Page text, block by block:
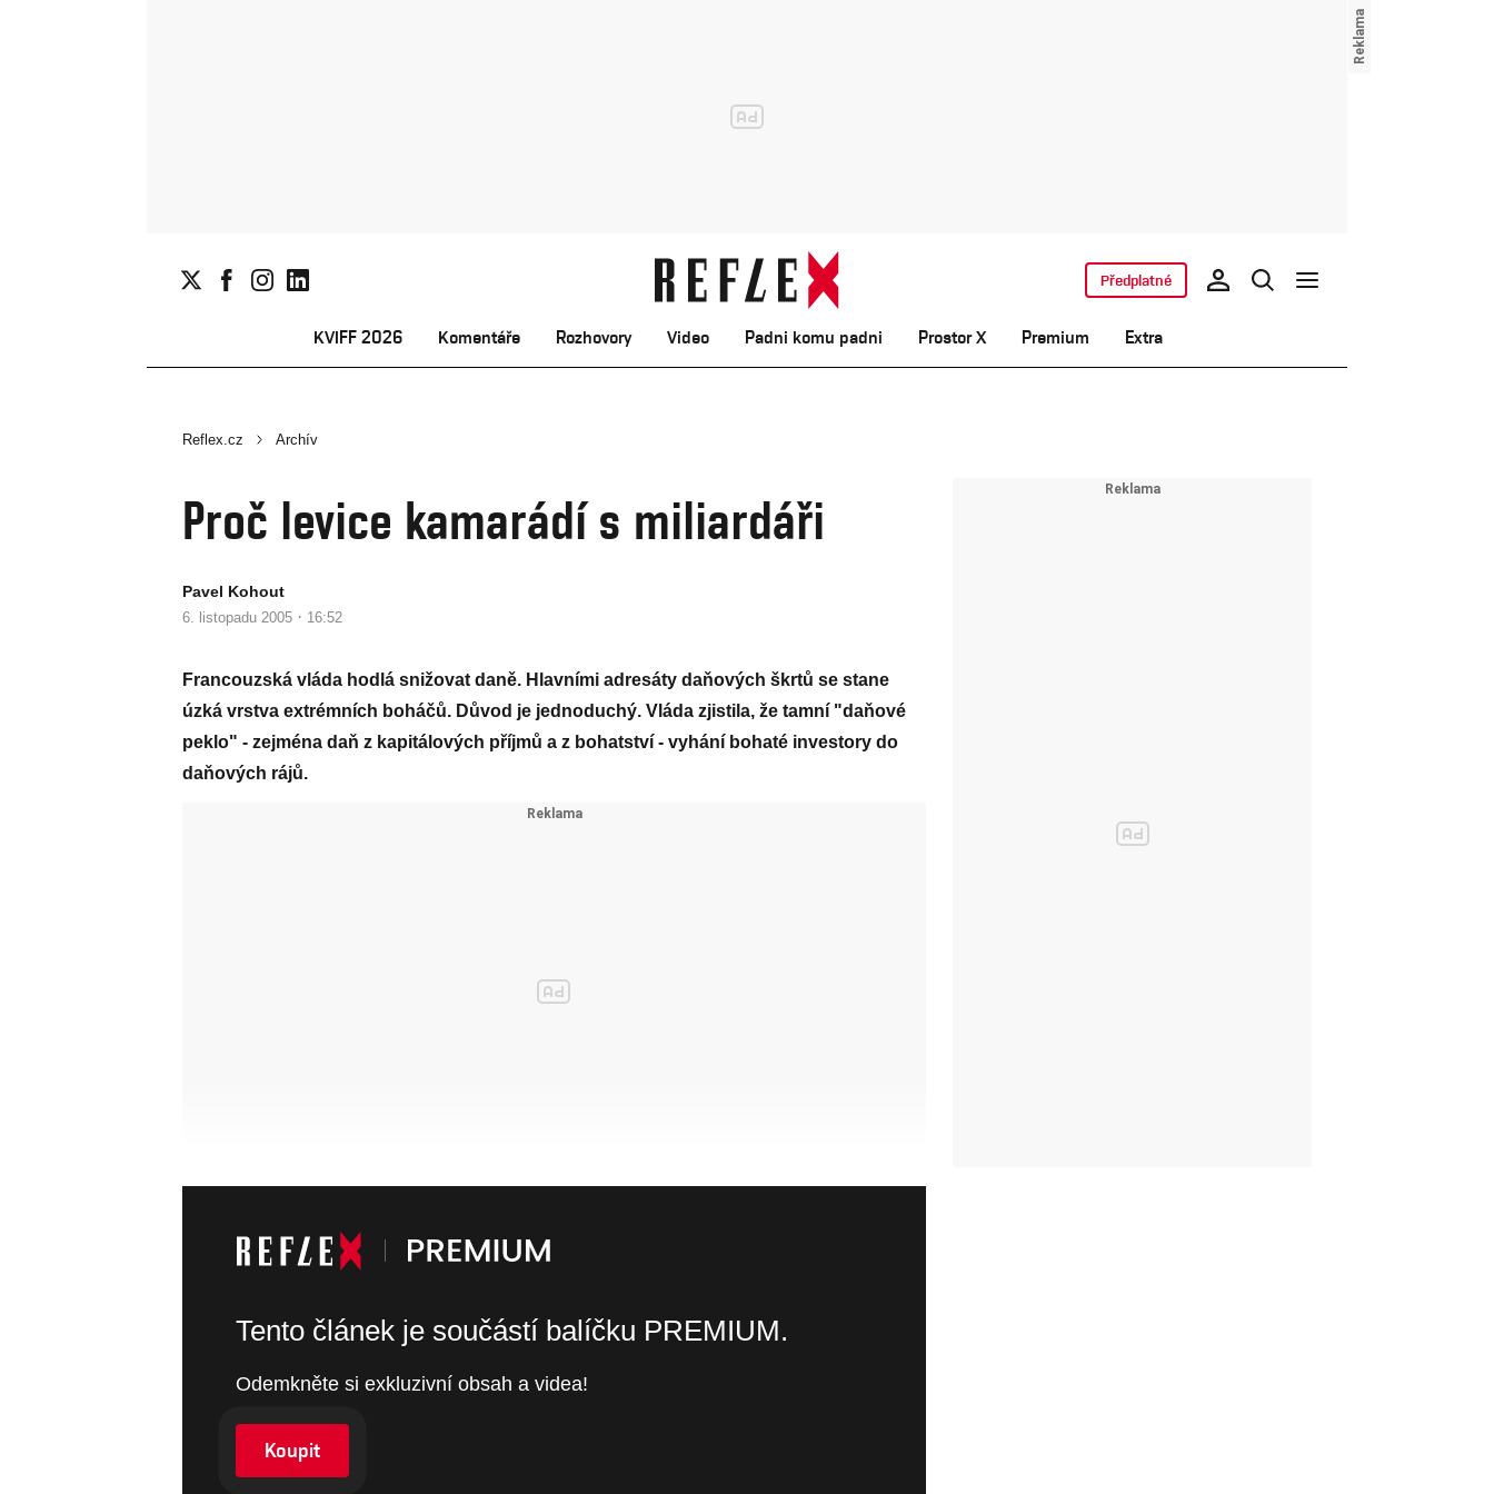
KVIFF 2026 Komentáře Rozhovory Video Padni komu padni Prostor X Premium Extra
Předplatné
Reflex.cz Archív
Proč levice kamarádí s miliardáři
Pavel Kohout
6. listopadu 2005 · 16:52
Francouzská vláda hodlá snižovat daně. Hlavními adresáty daňových škrtů se stane
úzká vrstva extrémních boháčů. Důvod je jednoduchý. Vláda zjistila, že tamní "daňové
peklo" - zejména daň z kapitálových příjmů a z bohatství - vyhání bohaté investory do
daňových rájů.
Tento článek je součástí balíčku PREMIUM.
Odemkněte si exkluzivní obsah a videa!
Koupit